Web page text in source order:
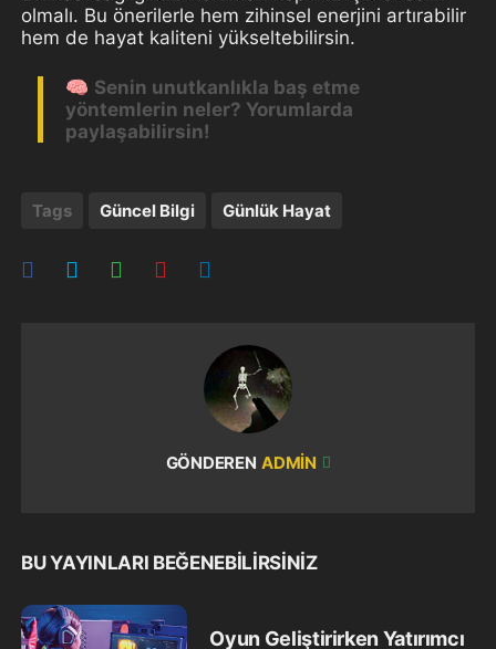
olmalı. Bu önerilerle hem zihinsel enerjini artırabilir
hem de hayat kaliteni yükseltebilirsin.
🧠 Senin unutkanlıkla baş etme
yöntemlerin neler? Yorumlarda
paylaşabilirsin!
Tags Güncel Bilgi Günlük Hayat
GÖNDEREN ADMIN
BU YAYINLARI BEĞENEBILIRSINIZ
Oyun Geliştirirken Yatırımcı